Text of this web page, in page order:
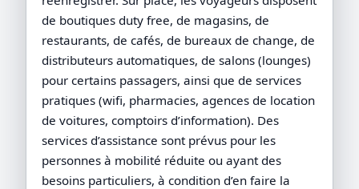
de boutiques duty free, de magasins, de
restaurants, de cafés, de bureaux de change, de
distributeurs automatiques, de salons (lounges)
pour certains passagers, ainsi que de services
pratiques (wifi, pharmacies, agences de location
de voitures, comptoirs d’information). Des
services d’assistance sont prévus pour les
personnes à mobilité réduite ou ayant des
besoins particuliers, à condition d’en faire la